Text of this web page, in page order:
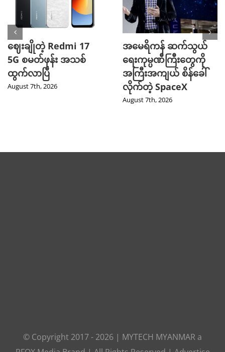
ဈေးချိုတဲ့ Redmi 17
5G စမတ်ဖုန်း အသစ်
ထွက်လာပြီ
August 7th, 2026
အမေရိကန် ဆက်သွယ်
ရေးကုမ္ပဏီကြီးတွေကို
အကြီးအကျယ် စိန်ခေါ်
လိုက်တဲ့ SpaceX
August 7th, 2026
© Copyright 2017 - 2026 | MYTECH MYANMAR a